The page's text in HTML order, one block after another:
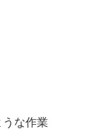
な作業